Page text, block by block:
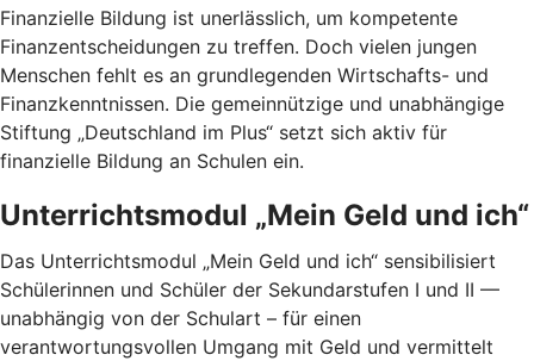
Finanzielle Bildung ist unerlässlich, um kompetente
Finanzentscheidungen zu treffen. Doch vielen jungen
Menschen fehlt es an grundlegenden Wirtschafts- und
Finanzkenntnissen. Die gemeinnützige und unabhängige
Stiftung „Deutschland im Plus“ setzt sich aktiv für
finanzielle Bildung an Schulen ein.
Unterrichtsmodul „Mein Geld und ich“
Das Unterrichtsmodul „Mein Geld und ich“ sensibilisiert
Schülerinnen und Schüler der Sekundarstufen I und II —
unabhängig von der Schulart – für einen
verantwortungsvollen Umgang mit Geld und vermittelt